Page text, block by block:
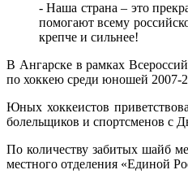
- Наша страна – это
помогают всему
крепче и сильнее!
В Ангарске в рамках
по хоккею среди юношей
Юных хоккеистов
болельщиков и спортсменов с
По количеству забитых шайб
местного отделения «Единой